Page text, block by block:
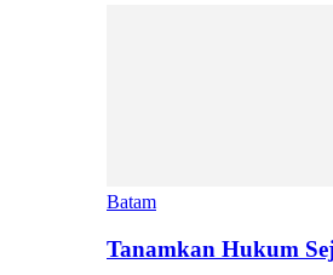
Batam
Tanamkan Hukum